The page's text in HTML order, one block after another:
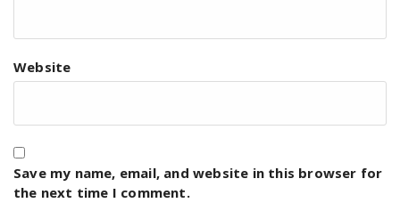
Website
Save my name, email, and website in this browser for
the next time I comment.